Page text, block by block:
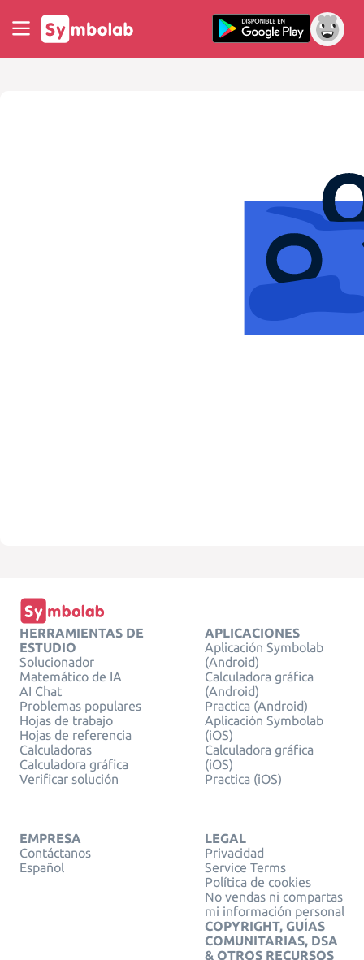
HERRAMIENTAS DE
ESTUDIO
Solucionador
Matemático de IA
AI Chat
Problemas populares
Hojas de trabajo
Hojas de referencia
Calculadoras
Calculadora gráfica
Verificar solución
APLICACIONES
Aplicación Symbolab
(Android)
Calculadora gráfica
(Android)
Practica (Android)
Aplicación Symbolab
(iOS)
Calculadora gráfica
(iOS)
Practica (iOS)
EMPRESA
Contáctanos
Español
LEGAL
Privacidad
Service Terms
Política de cookies
No vendas ni compartas
mi información personal
COPYRIGHT, GUÍAS
COMUNITARIAS, DSA
& OTROS RECURSOS